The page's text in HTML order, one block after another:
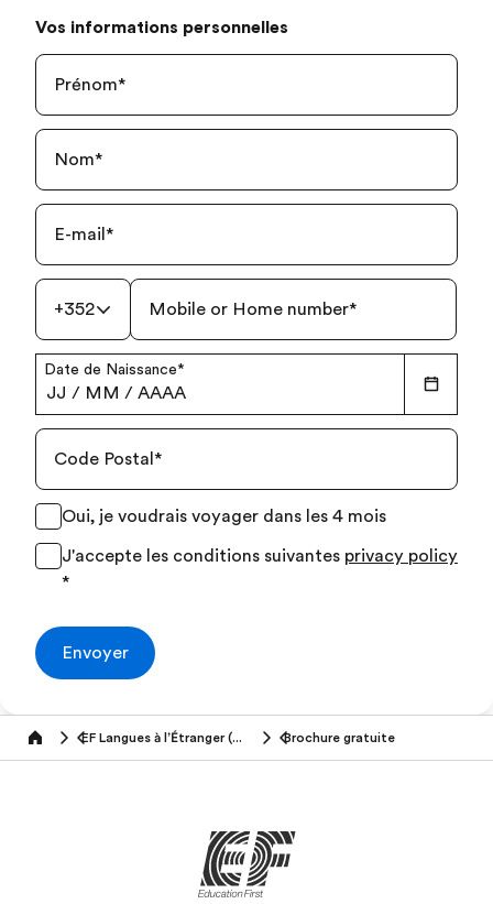
Vos informations personnelles
Prénom*
Nom*
E-mail *
+352 Mobile or Home number*
Date de Naissance*
JJ / MM / AAAA
Code Postal *
Oui, je voudrais voyager dans les 4 mois
J'accepte les conditions suivantes privacy policy
*
Envoyer
Home EF Langues à l’Étranger (16+ ans) Brochure gratuite